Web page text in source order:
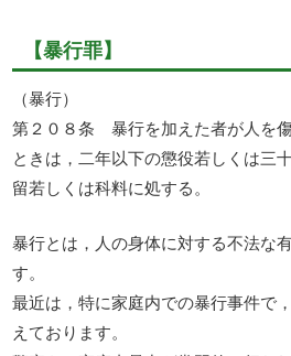
【暴行罪】
（暴行）
第２０８条 暴行を加えた者が人を
ときは，二年以下の懲役若しくは三
留若しくは科料に処する。
暴行とは，人の身体に対する不法な
す。
最近は，特に家庭内での暴行事件で
えております。